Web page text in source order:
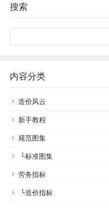
搜索
内容分类
造价风云
新手教程
规范图集
└标准图集
劳务指标
└造价指标